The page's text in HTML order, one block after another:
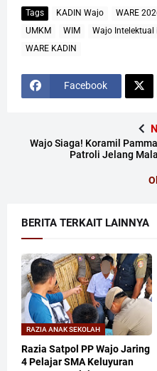
Tags KADIN Wajo WARE
UMKM
WIM Wajo Intelektual
WARE KADIN
Facebook
Wajo Siaga! Koramil
Patroli Jelang
BERITA TERKAIT LAINNYA
RAZIA ANAK SEKOLAH
Razia Satpol PP Wajo Jaring
4 Pelajar SMA Keluyuran